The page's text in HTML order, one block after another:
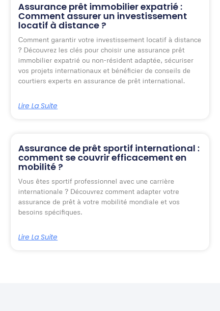
Assurance prêt immobilier expatrié :
Comment assurer un investissement
locatif à distance ?
Comment garantir votre investissement locatif à distance
? Découvrez les clés pour choisir une assurance prêt
immobilier expatrié ou non-résident adaptée, sécuriser
vos projets internationaux et bénéficier de conseils de
courtiers experts en assurance de prêt international.
Lire La Suite
Assurance de prêt sportif international :
comment se couvrir efficacement en
mobilité ?
Vous êtes sportif professionnel avec une carrière
internationale ? Découvrez comment adapter votre
assurance de prêt à votre mobilité mondiale et vos
besoins spécifiques.
Lire La Suite